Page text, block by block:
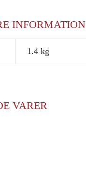
INFORMATION
1.4 kg
VARER